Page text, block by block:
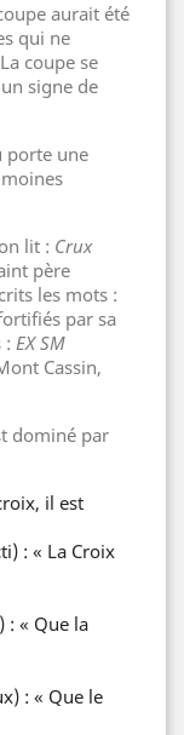
aurait été
qui ne
coupe se
signe de
porte une
lit : Crux
père
les mots :
par sa
: EX SM
Cassin,
dominé par
il est
: « La Croix
: « Que la
: « Que le